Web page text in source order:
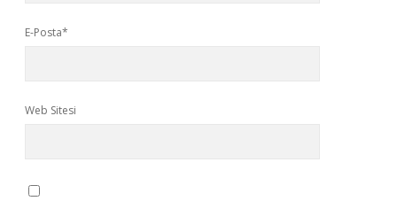
E-Posta*
Web Sitesi